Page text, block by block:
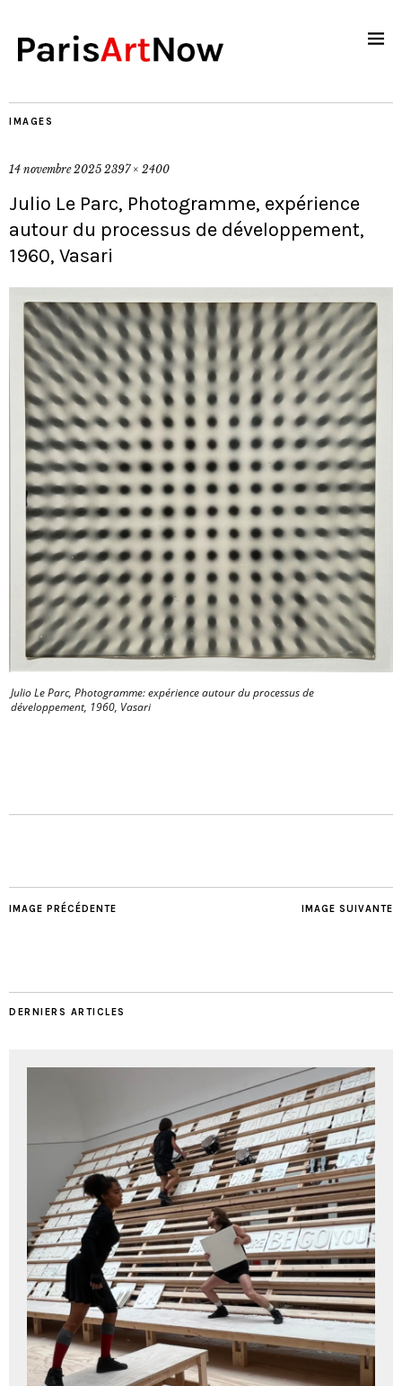
IMAGES
14 novembre 2025 2397 × 2400
Julio Le Parc, Photogramme, expérience
autour du processus de développement,
1960, Vasari
Julio Le Parc, Photogramme: expérience autour du processus de
développement, 1960, Vasari
IMAGE SUIVANTE
IMAGE PRÉCÉDENTE
DERNIERS ARTICLES